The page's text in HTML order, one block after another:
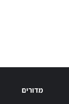
מדורים